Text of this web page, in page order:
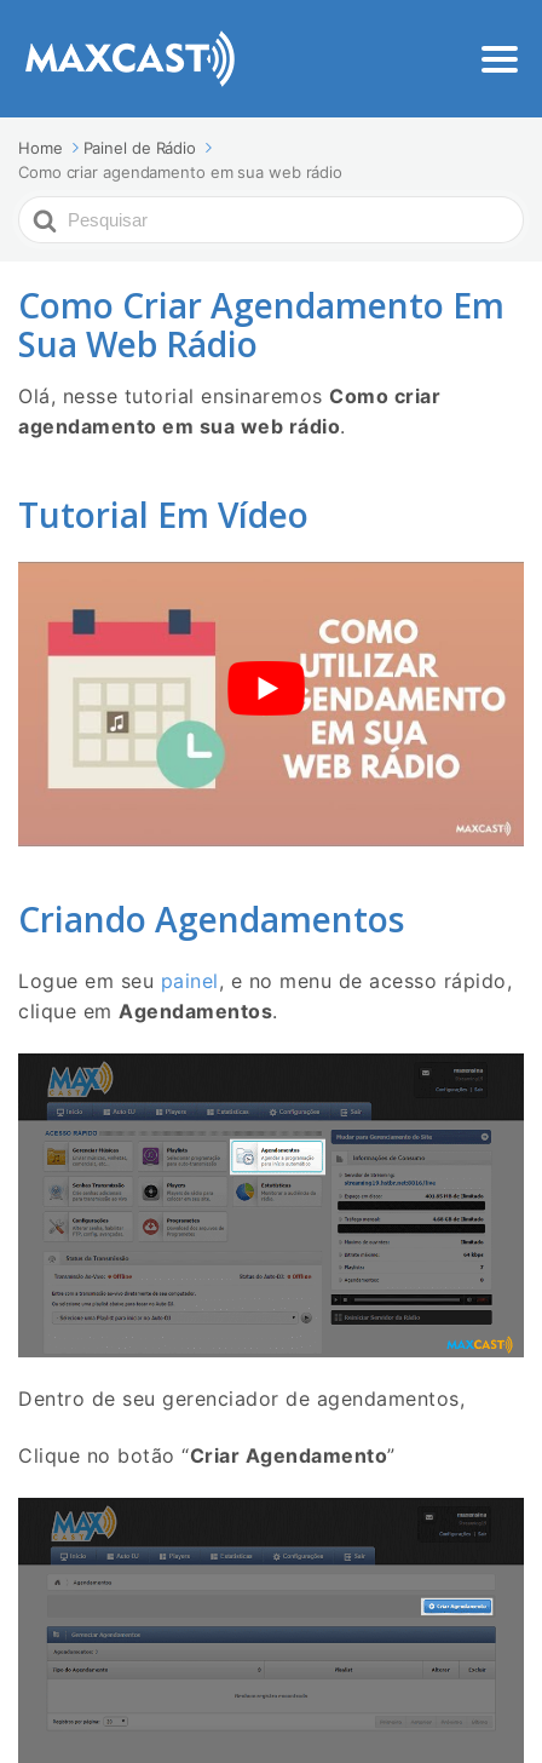
Home
Painel de Rádio
Como criar agendamento em sua web rádio
Procurar
Por
Como Criar Agendamento Em
Sua Web Rádio
Olá, nesse tutorial ensinaremos Como criar
agendamento em sua web rádio.
Tutorial Em Vídeo
Criando Agendamentos
Logue em seu painel, e no menu de acesso rápido,
clique em Agendamentos.
Dentro de seu gerenciador de agendamentos,
Clique no botão “Criar Agendamento”